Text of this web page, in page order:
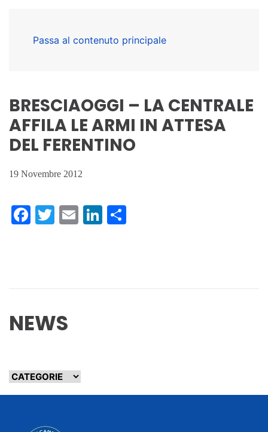
Passa al contenuto principale
BRESCIAOGGI – LA CENTRALE
AFFILA LE ARMI IN ATTESA
DEL FERENTINO
19 Novembre 2012
Facebook
Twitter
EmailLinkedIn
NEWS